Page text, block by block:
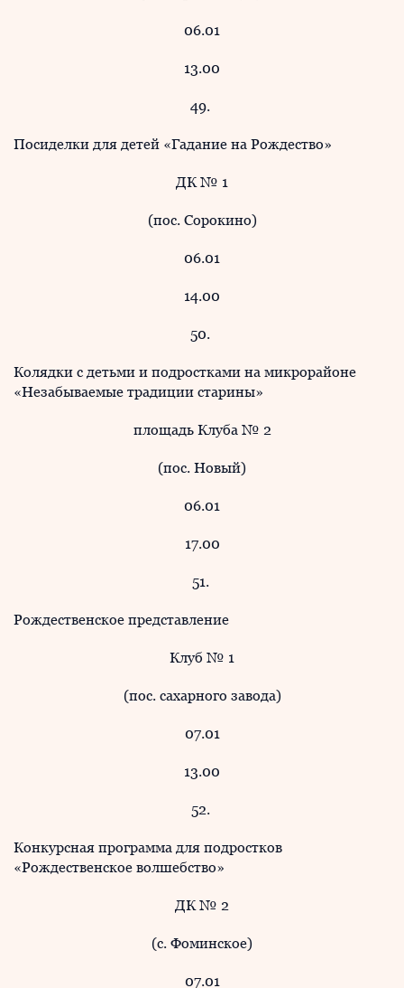
06.01
13.00
49.
Посиделки для детей «Гадание на Рождество»
ДК № 1
(пос. Сорокино)
06.01
14.00
50.
Колядки с детьми и подростками на микрорайоне
«Незабываемые традиции старины»
площадь Клуба № 2
(пос. Новый)
06.01
17.00
51.
Рождественское представление
Клуб № 1
(пос. сахарного завода)
07.01
13.00
52.
Конкурсная программа для подростков
«Рождественское волшебство»
ДК № 2
(с. Фоминское)
07.01